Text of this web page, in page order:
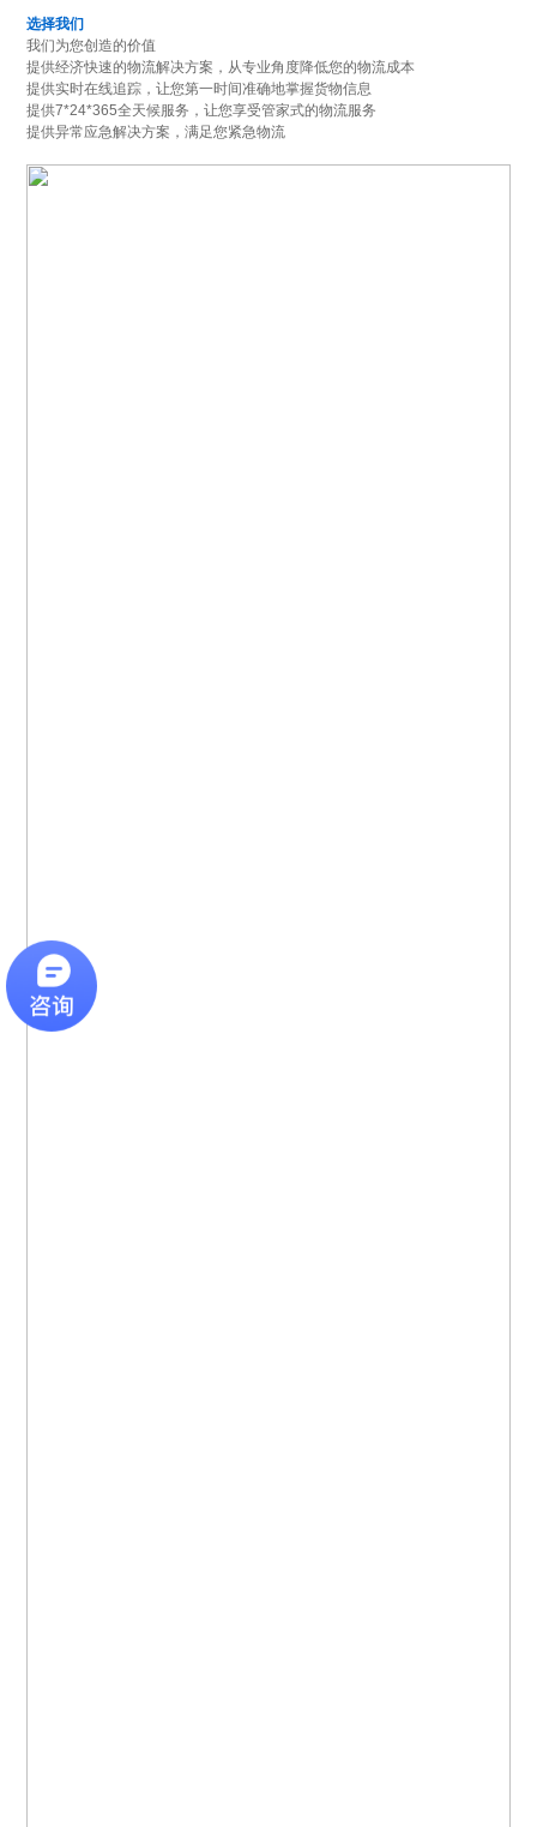
选择我们
我们为您创造的价值
提供经济快速的物流解决方案，从专业角度降低您的物流成本
提供实时在线追踪，让您第一时间准确地掌握货物信息
提供7*24*365全天候服务，让您享受管家式的物流服务
提供异常应急解决方案，满足您紧急物流